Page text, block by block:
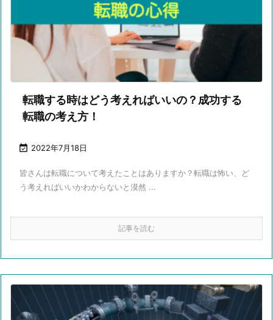
転職する時はどう考えればいいの？成功する
転職の考え方！
 2022年7月18日
皆さんは転職について考えたことはありますか？転職は怖い、ど
う考えればいいかわからないと漠然 ...
記事を読む